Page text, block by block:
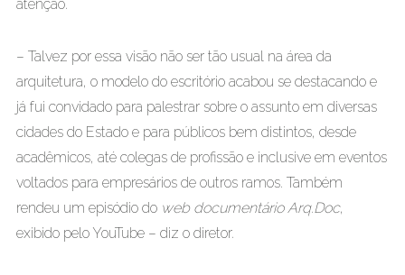
atenção.
– Talvez por essa visão não ser tão usual na área da
arquitetura, o modelo do escritório acabou se destacando e
já fui convidado para palestrar sobre o assunto em diversas
cidades do Estado e para públicos bem distintos, desde
acadêmicos, até colegas de profissão e inclusive em eventos
voltados para empresários de outros ramos. Também
rendeu um episódio do web documentário Arq.Doc,
exibido pelo YouTube – diz o diretor.